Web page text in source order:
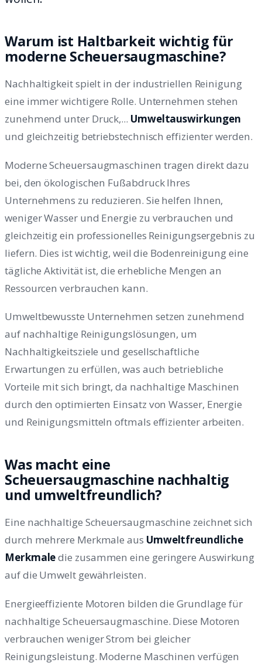
Warum ist Haltbarkeit wichtig für
moderne Scheuersaugmaschine?
Nachhaltigkeit spielt in der industriellen Reinigung
eine immer wichtigere Rolle. Unternehmen stehen
zunehmend unter Druck,... Umweltauswirkungen
und gleichzeitig betriebstechnisch effizienter werden.
Moderne Scheuersaugmaschinen tragen direkt dazu
bei, den ökologischen Fußabdruck Ihres
Unternehmens zu reduzieren. Sie helfen Ihnen,
weniger Wasser und Energie zu verbrauchen und
gleichzeitig ein professionelles Reinigungsergebnis zu
liefern. Dies ist wichtig, weil die Bodenreinigung eine
tägliche Aktivität ist, die erhebliche Mengen an
Ressourcen verbrauchen kann.
Umweltbewusste Unternehmen setzen zunehmend
auf nachhaltige Reinigungslösungen, um
Nachhaltigkeitsziele und gesellschaftliche
Erwartungen zu erfüllen, was auch betriebliche
Vorteile mit sich bringt, da nachhaltige Maschinen
durch den optimierten Einsatz von Wasser, Energie
und Reinigungsmitteln oftmals effizienter arbeiten.
Was macht eine
Scheuersaugmaschine nachhaltig
und umweltfreundlich?
Eine nachhaltige Scheuersaugmaschine zeichnet sich
durch mehrere Merkmale aus Umweltfreundliche
Merkmaledie zusammen eine geringere Auswirkung
auf die Umwelt gewährleisten.
Energieeffiziente Motoren bilden die Grundlage für
nachhaltige Scheuersaugmaschine. Diese Motoren
verbrauchen weniger Strom bei gleicher
Reinigungsleistung. Moderne Maschinen verfügen